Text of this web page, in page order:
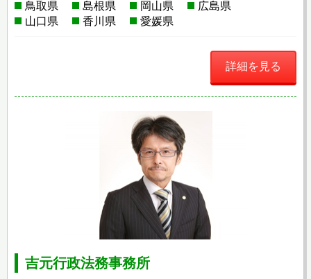
鳥取県 島根県 岡山県
広島県
山口県
香川県 愛媛県
詳細を見る
吉元行政法務事務所